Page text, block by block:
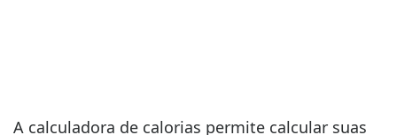
A calculadora de calorias permite calcular suas